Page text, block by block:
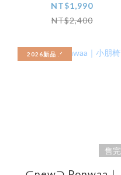
NT$1,990
NT$2,400
2026新品 .ᐟ‪‪‬
售完